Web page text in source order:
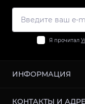
Я прочитал
ИНФОРМАЦИЯ
КОНТАКТЫ И